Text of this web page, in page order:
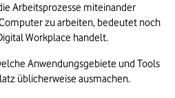
Arbeitsprozesse miteinander
zu arbeiten, bedeutet noch
Workplace handelt.
Anwendungsgebiete und Tools
üblicherweise ausmachen.